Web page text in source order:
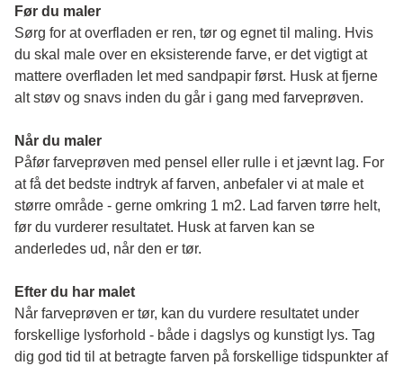
Før du maler
Sørg for at overfladen er ren, tør og egnet til maling. Hvis
du skal male over en eksisterende farve, er det vigtigt at
mattere overfladen let med sandpapir først. Husk at fjerne
alt støv og snavs inden du går i gang med farveprøven.
Når du maler
Påfør farveprøven med pensel eller rulle i et jævnt lag. For
at få det bedste indtryk af farven, anbefaler vi at male et
større område - gerne omkring 1 m2. Lad farven tørre helt,
før du vurderer resultatet. Husk at farven kan se
anderledes ud, når den er tør.
Efter du har malet
Når farveprøven er tør, kan du vurdere resultatet under
forskellige lysforhold - både i dagslys og kunstigt lys. Tag
dig god tid til at betragte farven på forskellige tidspunkter af